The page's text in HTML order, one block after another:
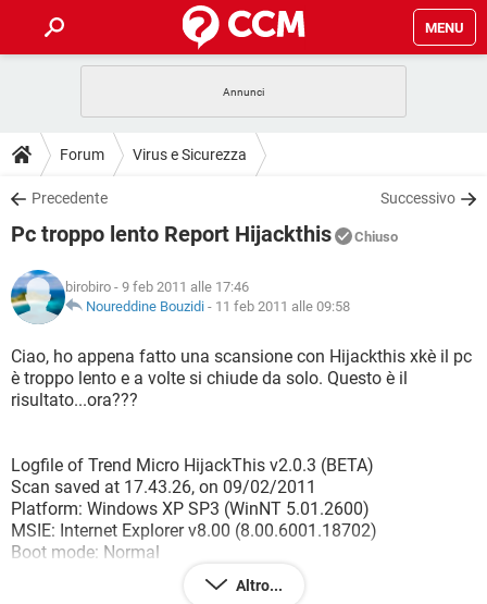
MENU
INTRATTENIMENTO ANDROID
iOS
INSTAGRAM WHATSAPP
TIKTOK
HARDWARE
GUIDE
COVID-19
INSTAGRAM
TIKTOK
HARDWARE
DOWNLOAD
COVID-19 GAMING
INTRATTENIMENTO
iOS WINDOWS 10
INSTAGRAM WHATSAPP
TIKTOK FACEBOOK
COVID-19
INTRATTENIMENTO
iOS WINDOWS 10
INSTAGRAM
HARDWARE
GLOSSARIO
COVID-19 GAMING
INTRATTENIMENTO ANDROID
INSTAGRAM WHATSAPP
TIKTOK FACEBOOK
HARDWARE
Forum Virus e Sicurezza
Precedente Successivo
Pc troppo lento Report Hijackthis Chiuso
birobiro - 9 feb 2011 alle 17:46
Noureddine Bouzidi - 11 feb 2011 alle 09:58
Ciao, ho appena fatto una scansione con Hijackthis xkè il pc
è troppo lento e a volte si chiude da solo. Questo è il
risultato...ora???
Logfile of Trend Micro HijackThis v2.0.3 (BETA)
Scan saved at 17.43.26, on 09/02/2011
Platform: Windows XP SP3 (WinNT 5.01.2600)
MSIE: Internet Explorer v8.00 (8.00.6001.18702)
Boot mode: Normal
Altro...